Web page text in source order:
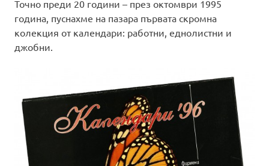
Точно преди 20 години – през октомври 1995
година, пуснахме на пазара първата скромна
колекция от календари: работни, еднолистни и
джобни.